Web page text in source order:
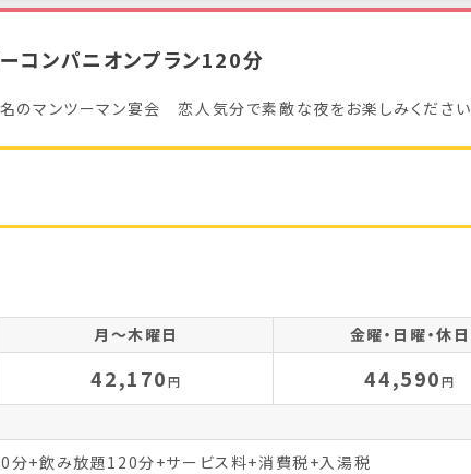
ーコンパニオンプラン120分
のマンツーマン宴会 恋人気分で素敵な夜をお楽しみください
月～木曜日 金曜・日曜・休日
42,170円 44,590円
分+飲み放題120分+サービス料+消費税+入湯税